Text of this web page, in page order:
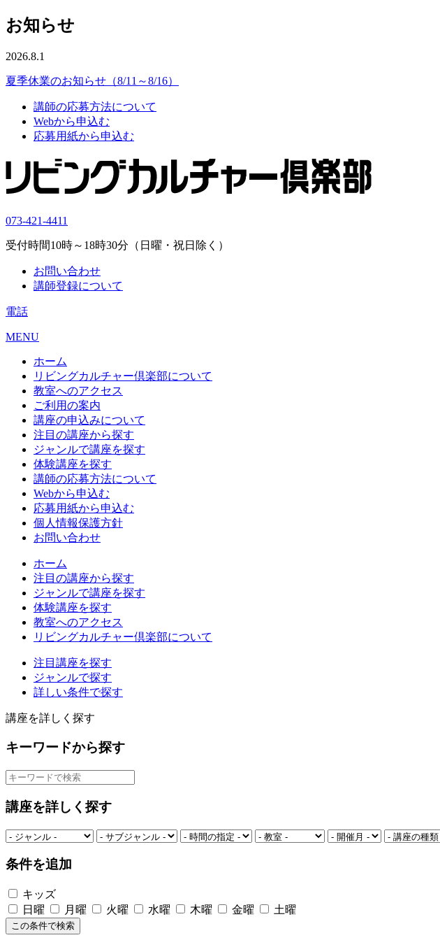
お知らせ
2026.8.1
夏季休業のお知らせ（8/11～8/16）
講師の応募方法について
Webから申込む
応募用紙から申込む
073-421-4411
受付時間10時～18時30分（日曜・祝日除く）
お問い合わせ
講師登録について
電話
MENU
ホーム
リビングカルチャー倶楽部について
教室へのアクセス
ご利用の案内
講座の申込みについて
注目の講座から探す
ジャンルで講座を探す
体験講座を探す
講師の応募方法について
Webから申込む
応募用紙から申込む
個人情報保護方針
お問い合わせ
ホーム
注目の講座から探す
ジャンルで講座を探す
体験講座を探す
教室へのアクセス
リビングカルチャー倶楽部について
注目講座を探す
ジャンルで探す
詳しい条件で探す
講座を詳しく探す
キーワードから探す
講座を詳しく探す
条件を追加
キッズ
日曜
月曜 火曜 水曜 木曜 金曜 土曜
この条件で検索